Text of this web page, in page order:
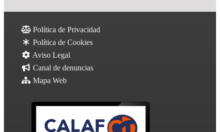
Política de Privacidad
Política de Cookies
Aviso Legal
Canal de denuncias
Mapa Web